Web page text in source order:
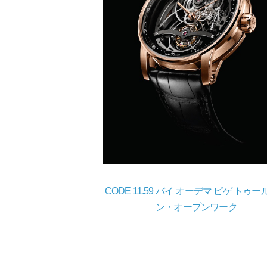
CODE 11.59 バイ オーデマ ピゲ トゥー
ン・オープンワーク